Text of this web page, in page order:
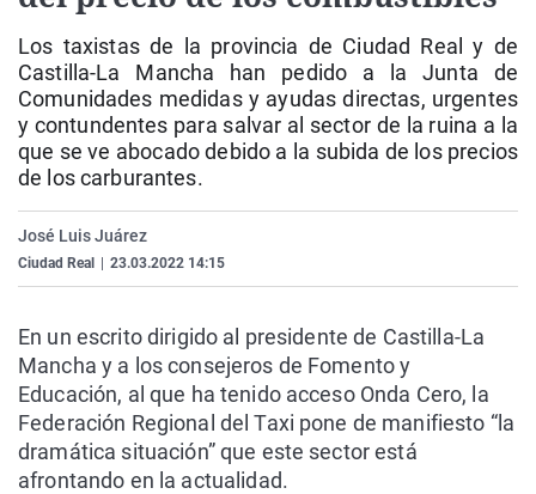
Gente viajera
Como el perro y el
Retornados
Equipo de
Operación Viuda
Galicia
La Rioja
Navarra
Televisión
Elecciones
Los taxistas de la provincia de Ciudad Real y de
Castilla-La Mancha han pedido a la Junta de
Comunidades medidas y ayudas directas, urgentes
y contundentes para salvar al sector de la ruina a la
que se ve abocado debido a la subida de los precios
de los carburantes.
José Luis Juárez
Ciudad Real 23.03.2022 14:15
En un escrito dirigido al presidente de Castilla-La
Mancha y a los consejeros de Fomento y
Educación, al que ha tenido acceso Onda Cero, la
Federación Regional del Taxi pone de manifiesto “la
dramática situación” que este sector está
afrontando en la actualidad.